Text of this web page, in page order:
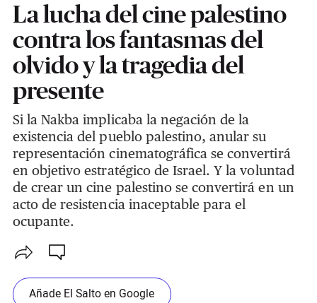
La lucha del cine palestino
contra los fantasmas del
olvido y la tragedia del
presente
Si la Nakba implicaba la negación de la
existencia del pueblo palestino, anular su
representación cinematográfica se convertirá
en objetivo estratégico de Israel. Y la voluntad
de crear un cine palestino se convertirá en un
acto de resistencia inaceptable para el
ocupante.
Añade El Salto en Google